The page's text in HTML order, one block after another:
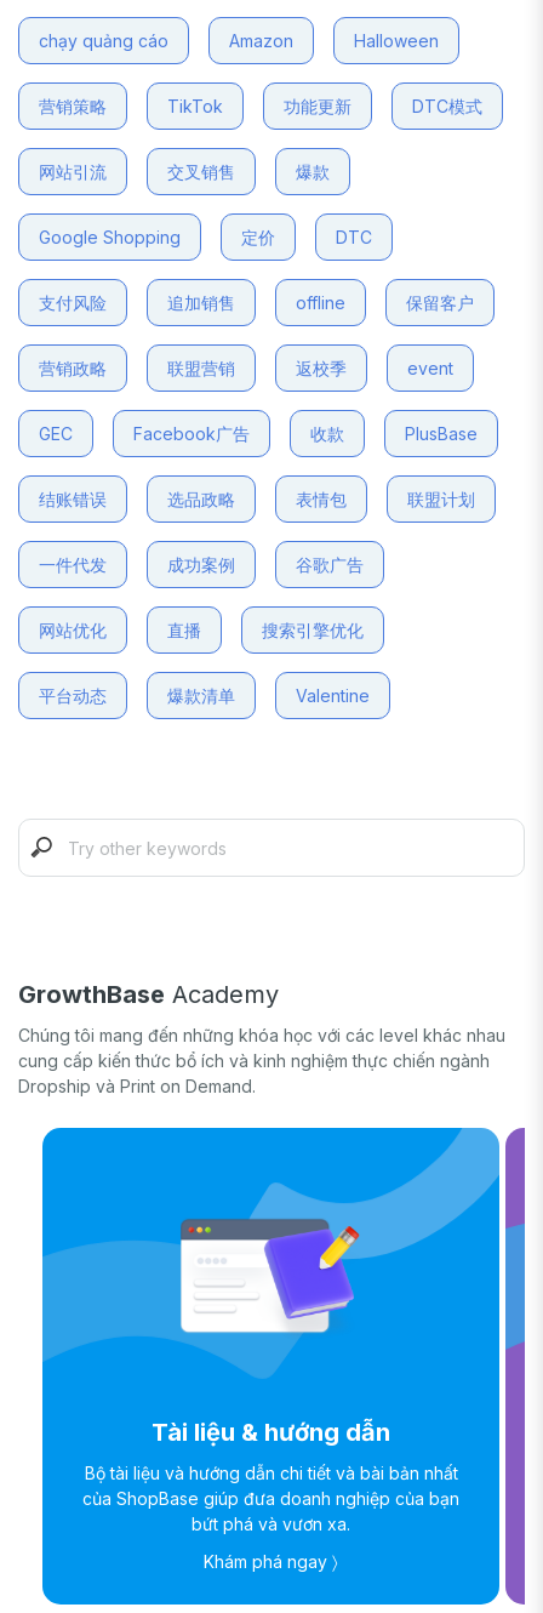
chạy quảng cáo Amazon Halloween
营销策略 TikTok 功能更新 DTC模式
网站引流 交叉销售 爆款
Google Shopping 定价 DTC
支付风险 追加销售 offline 保留客户
营销政略 联盟营销 返校季 event
GEC Facebook广告 收款 PlusBase
结账错误 选品政略 表情包 联盟计划
一件代发 成功案例 谷歌广告
网站优化 直播 搜索引擎优化
平台动态 爆款清单 Valentine
GrowthBase Academy
Chúng tôi mang đến những khóa học với các level khác nhau
cung cấp kiến thức bổ ích và kinh nghiệm thực chiến ngành
Dropship và Print on Demand.
Tài liệu & hướng dẫn
Bộ tài liệu và hướng dẫn chi tiết và bài bản nhất
của ShopBase giúp đưa doanh nghiệp của bạn
bứt phá và vươn xa.
Khám phá ngay 〉